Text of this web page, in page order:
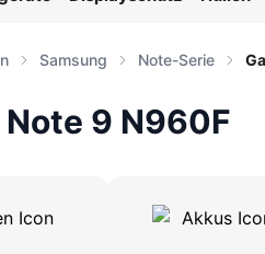
Samsung Note-Serie
Note 9 N960F